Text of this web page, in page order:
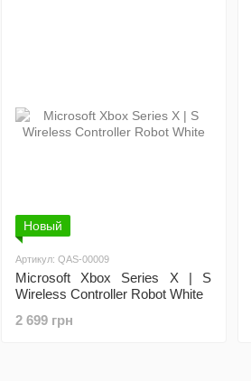
Новый
Артикул: QAS-00009
Microsoft Xbox Series X | S
Wireless Controller Robot White
2 699 грн